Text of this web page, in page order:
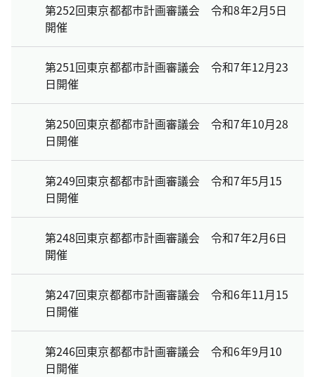
第252回東京都都市計画審議会 令和8年2月5日
開催
第251回東京都都市計画審議会 令和7年12月23
日開催
第250回東京都都市計画審議会 令和7年10月28
日開催
第249回東京都都市計画審議会 令和7年5月15
日開催
第248回東京都都市計画審議会 令和7年2月6日
開催
第247回東京都都市計画審議会 令和6年11月15
日開催
第246回東京都都市計画審議会 令和6年9月10
日開催